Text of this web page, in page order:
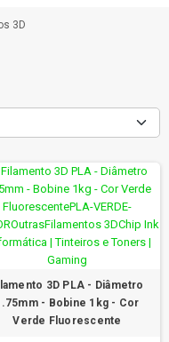
3D
3D PLA - Diâmetro
- Bobine 1kg - Cor
Verde Fluorescente